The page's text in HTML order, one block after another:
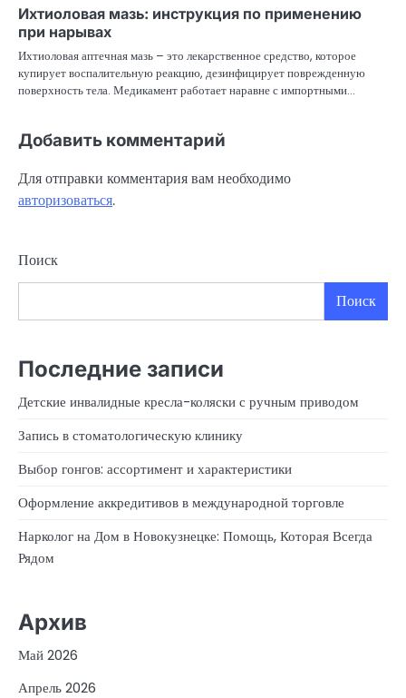
Ихтиоловая мазь: инструкция по применению
при нарывах
Ихтиоловая аптечная мазь – это лекарственное средство, которое
купирует воспалительную реакцию, дезинфицирует поврежденную
поверхность тела. Медикамент работает наравне с импортными…
Добавить комментарий
Для отправки комментария вам необходимо
авторизоваться.
Поиск
Поиск
Последние записи
Детские инвалидные кресла-коляски с ручным приводом
Запись в стоматологическую клинику
Выбор гонгов: ассортимент и характеристики
Оформление аккредитивов в международной торговле
Нарколог на Дом в Новокузнецке: Помощь, Которая Всегда
Рядом
Архив
Май 2026
Апрель 2026